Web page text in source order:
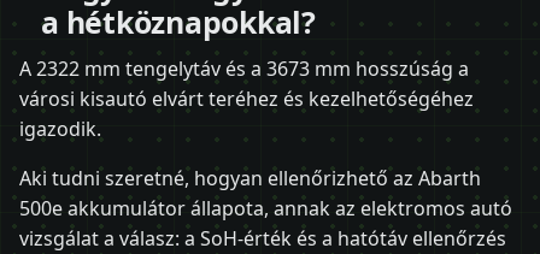
a hétköznapokkal?
A 2322 mm tengelytáv és a 3673 mm hosszúság a
városi kisautó elvárt teréhez és kezelhetőségéhez
igazodik.
Aki tudni szeretné, hogyan ellenőrizhető az Abarth
500e akkumulátor állapota, annak az elektromos autó
vizsgálat a válasz: a SoH-érték és a hatótáv ellenőrzés